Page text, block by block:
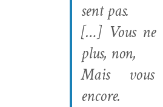
sent pas.
[…] Vous
plus, non,
Mais vous
encore.